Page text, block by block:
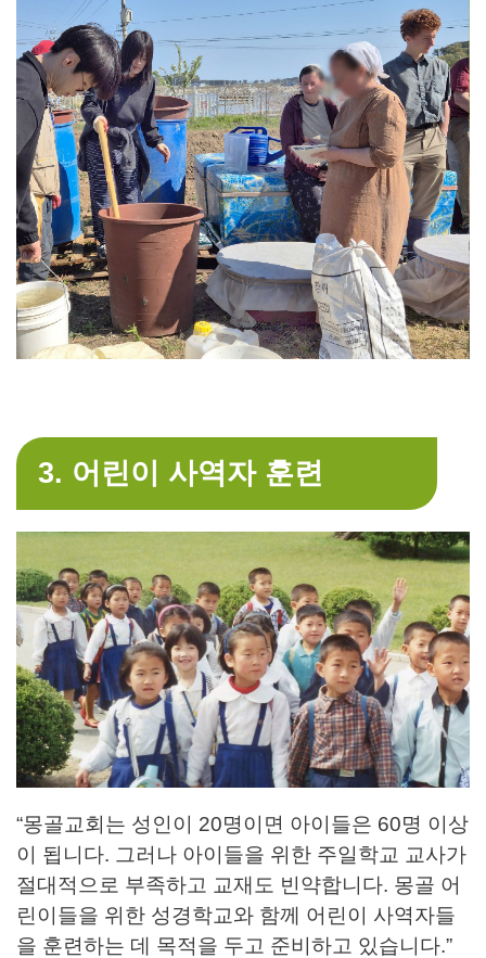
3. 어린이 사역자 훈련
“몽골교회는 성인이 20명이면 아이들은 60명 이상
이 됩니다. 그러나 아이들을 위한 주일학교 교사가
절대적으로 부족하고 교재도 빈약합니다. 몽골 어
린이들을 위한 성경학교와 함께 어린이 사역자들
을 훈련하는 데 목적을 두고 준비하고 있습니다.”